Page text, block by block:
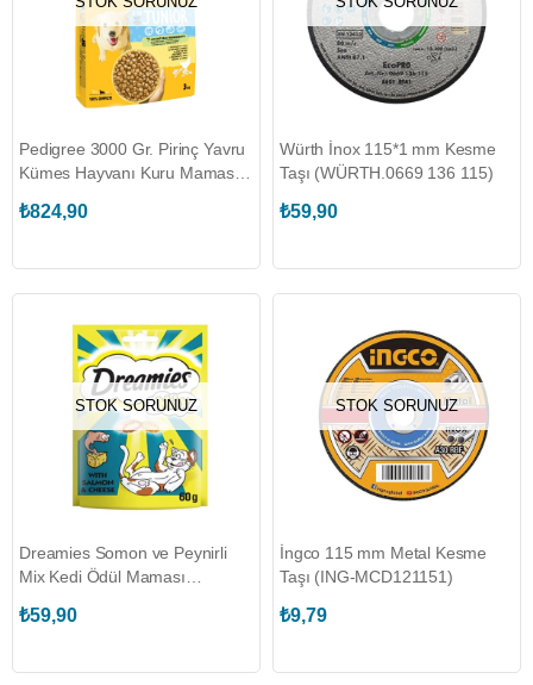
Pedigree 3000 Gr. Pirinç Yavru
Kümes Hayvanı Kuru Maması
₺824,90
Würth İnox 115*1 mm Kesme
Taşı (WÜRTH.0669 136 115)
₺59,90
STOK SORUNUZ
Dreamies Somon ve Peynirli
Mix Kedi Ödül Maması
₺59,90
STOK SORUNUZ
İngco 115 mm Metal Kesme
Taşı (ING-MCD121151)
₺9,79